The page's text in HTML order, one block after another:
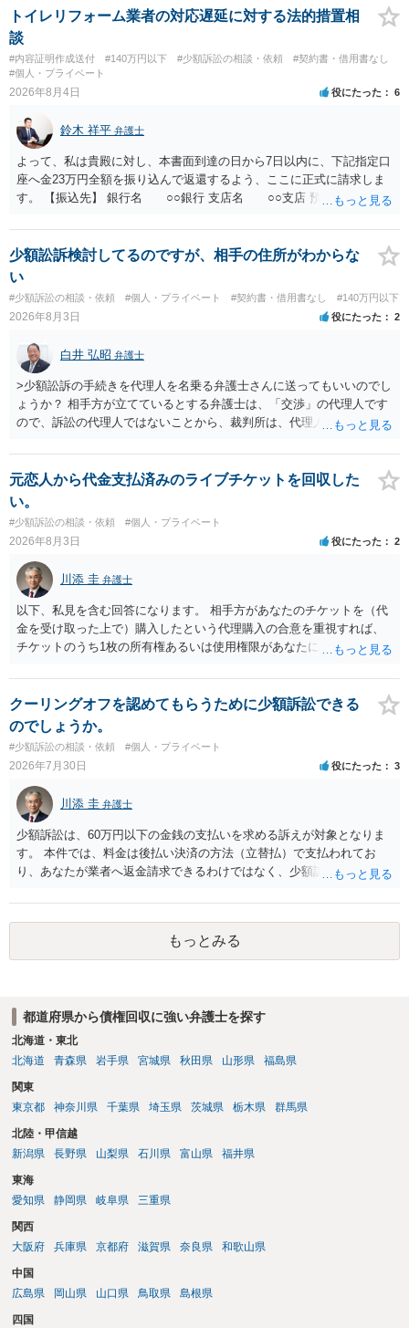
とが考えられますが、 パパ活の契約は、売春防止法に抵触する契約
であるため、公序良俗に反する契約として 民法上無効（民法９０
条）となるため、相手方に請求できない可能性が高いです。 ・相手の
氏名や住所が分からない状態でも対応可能なのか ⇒訴訟等の裁判上の
手続を利用する場合には、原則として相手方の住所・氏名を把握して
トイレリフォーム業者の対応遅延に対する法的措置相
談
#内容証明作成送付 #140万円以下 #少額訴訟の相談・依頼
#契約書・借用書なし
#個人・プライベート
2026年8月4日 役にたった 6
鈴木 祥平 弁護士
よって、私は貴殿に対し、本書面到達の日から7日以内に、下記指定口
座へ金23万円全額を振り込んで返還するよう、ここに正式に請求しま
す。 【振込先】 銀行名 ○○銀行 支店名 ○○支店 預金種別 普通
されない場合には、貴殿には任意に返金する意思がないものと判断
し、やむを得ず、返還金23万円及びこれに対する遅延損害金の支払い
を求める民事訴訟、支払督促その他必要な法的手続を直ちに講じま
いても併せて請求する予定ですので、あらかじめ申し添えます。 本件
は、貴殿自らが契約を解約したことによって生じた返還義務の履行を
求めるものにすぎません。貴殿の仕入先との取引関係や返金時期など
の内部事情は、私に対する返還義務の発生や履行時期には何ら影響を
及ぼすものではありません。 これ以上、本件の解決を不必要に遅延さ
せることなく、誠意をもって速やかに返金手続を履行されるよう、強
く求めます。 以上
少額訟訴検討してるのですが、相手の住所がわからな
い
#少額訴訟の相談・依頼 #個人・プライベート #契約書・借用書なし #140万円以下
2026年8月3日 役にたった 2
白井 弘昭 弁護士
>少額訟訴の手続きを代理人を名乗る弁護士さんに送ってもいいのでし
ょうか？ 相手方が立てているとする弁護士は、「交渉」の代理人です
ので、訴訟の代理人ではないことから、裁判所は、代理人宛ての訴状
ている場合は、相手方（被告）の住所で訴状を作成提出し、裁判所に
代理人が就いていたことを知らせると（訴状の記載内容から明らかな
場合も）、裁判所が当該代理人弁護士に事前連絡し、引き続き訴訟も
受任するかを聞いたうえで、受任の意志が明らかになったところで、
直接被告に送達するのではなく、代理人に訴状の受領を促すこともあ
ります。 ラインのやり取りでしか証拠がないと、実際の本人性が明ら
かではありません。もちろん弁護士（２０万円の請求で代理人弁護士
に委任するかも疑わしいのですが）も住所は明らかにしないでしょ
う。 何か本人を示す事実（振込先などの情報）から、相手の住所等の
情報を割り出していくしかないように思えます。 以上、ご参考まで。
元恋人から代金支払済みのライブチケットを回収した
い。
#少額訴訟の相談・依頼 #個人・プライベート
2026年8月3日 役にたった 2
川添 圭 弁護士
以下、私見を含む回答になります。 相手方があなたのチケットを（代
金を受け取った上で）購入したという代理購入の合意を重視すれば、
チケットのうち1枚の所有権あるいは使用権限があなたにあり、チケッ
す。 一方、このチケット購入には「相手方と一緒に行く」という合意
も付随していたことを無視することができません。こちらを重視すれ
ば、交際を終了させたことにより「一緒に行く」という結果の実現に
重大な障害が発生しており、当然にチケットを引き渡すべきといえる
かは微妙であり、むしろ返金すべきとするのが当事者の合理的意思に
合致するのではないか、という判断に傾くことになると思います。 例
えば、当該チケットが座席指定である場合、交際を解消した2人が当日
隣り合わせになることは避けたいという心理が働くことも無理からぬ
ところです。一方、チケットがエリア指定のアリーナ席であれば隣り
合わせにならずに済むかもしれませんし、そのチケットが入手困難で
あったり特別席であったりすれば、判断は変わってくるかもしれませ
ん。当該チケットがチケット転売防止法に規定する特定興行入場券に
該当し、券面上使用者が指定されている場合には、チケット引渡し以
外に選択肢がない場合もあるでしょう。 このように、本件の紛争は、
法的には「当事者の合理的意思」がどこにあるのかを追求した解決が
必要になると思われます。なかなか難しい問題なので、弁護士によっ
クーリングオフを認めてもらうために少額訴訟できる
のでしょうか。
#少額訴訟の相談・依頼 #個人・プライベート
2026年7月30日 役にたった 3
川添 圭 弁護士
少額訴訟は、60万円以下の金銭の支払いを求める訴えが対象となりま
す。 本件では、料金は後払い決済の方法（立替払）で支払われてお
り、あなたが業者へ返金請求できるわけではなく、少額訴訟は使えな
在確認請求訴訟を提起することも考えられますが、まずは後払い決済
業者へ（原契約のクーリング・オフの証拠の写しとともに）支払拒絶
の通知書を送り、もし訴訟や支払督促を行ってきた場合には全面的に
争う、というやり方がベターではないかと思います。弁護士会の相談
もっとみる
都道府県から債権回収に強い弁護士を探す
北海道・東北
北海道
青森県 岩手県 宮城県 秋田県 山形県 福島県
関東
東京都
神奈川県 千葉県 埼玉県 茨城県 栃木県 群馬県
北陸・甲信越
新潟県
長野県 山梨県 石川県 富山県 福井県
東海
愛知県
静岡県 岐阜県 三重県
関西
大阪府
兵庫県 京都府 滋賀県 奈良県 和歌山県
中国
広島県
岡山県 山口県 鳥取県 島根県
四国